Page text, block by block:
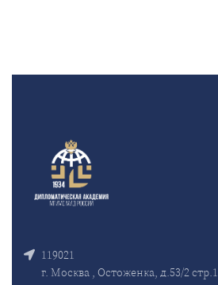
119021
г. Москва , Остоженка, д.53/2 стр.1